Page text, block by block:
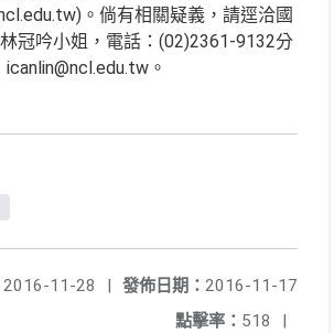
。倘有相關疑義，請逕洽國
冠吟小姐，電話：(02)2361-9132分
。
發佈日期： 2016-11-17
2016-11-28
|
點擊率： 518 |